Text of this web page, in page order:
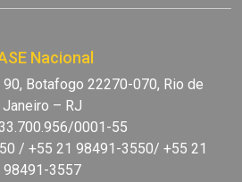
Nacional
90, Botafogo 22270-070, Rio de
Janeiro – RJ
0001-55
/ +55 21 98491-3550/ +55 21
98491-3557